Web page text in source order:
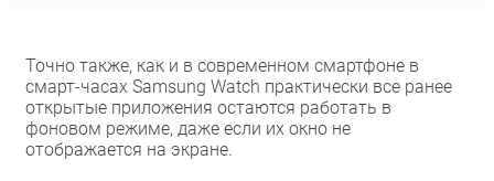
Точно также, как и в современном смартфоне в
смарт-часах Samsung Watch практически все ранее
открытые приложения остаются работать в
фоновом режиме, даже если их окно не
отображается на экране.